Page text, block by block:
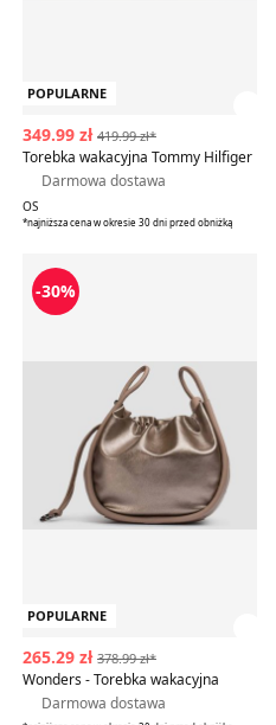
POPULARNE
349.99 zł 419.99 zł*
Torebka wakacyjna Tommy Hilfiger
Darmowa dostawa
OS
*najniższa cena w okresie 30 dni przed obniżką
Wonders - Torebka
POPULARNE
-30%
265.29 zł 378.99 zł*
Wonders - Torebka wakacyjna
Darmowa dostawa